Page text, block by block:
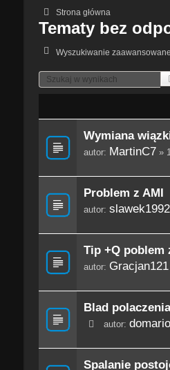
Strona główna
Tematy bez
Wyszukiwanie zaawansowane
Wymiana
autor: MartinC7 »
Problem z AMI
autor:
Tip +Q poblem
autor: Gracjan121
Blad
autor:
Spalanie